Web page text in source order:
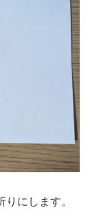
にします。